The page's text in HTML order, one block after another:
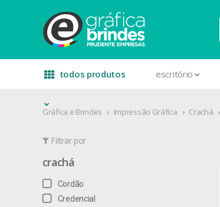
todos produtos escritório
Gráfica e Brindes Impressão Gráfica Crachá
Filtrar por
crachá
Cordão
Credencial